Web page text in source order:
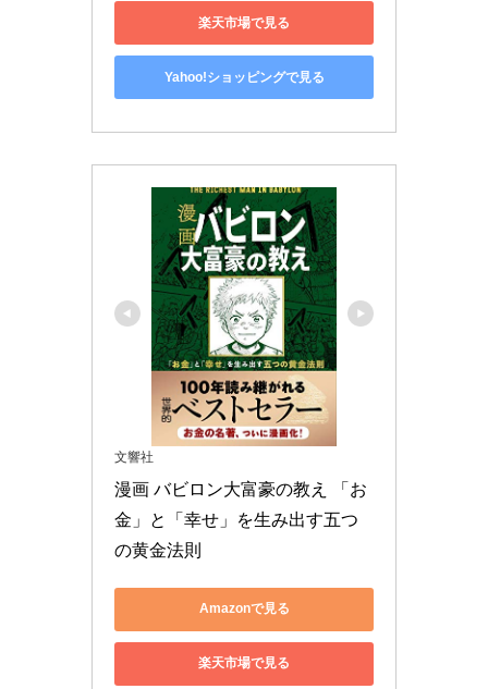
楽天市場で見る
Yahoo!ショッピングで見る
文響社
漫画 バビロン大富豪の教え 「お
金」と「幸せ」を生み出す五つ
の黄金法則
Amazonで見る
楽天市場で見る